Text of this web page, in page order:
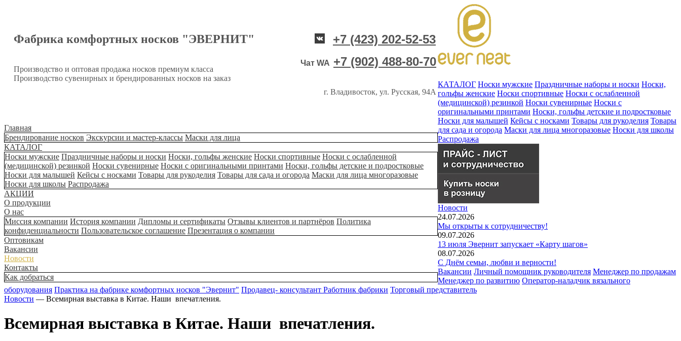
Фабрика комфортных носков "ЭВЕРНИТ"
Производство и оптовая продажа носков премиум класса
Производство сувенирных и брендированных носков на заказ
+7 (423) 202-52-53
Чат WA +7 (902) 488-80-70
г. Владивосток, ул. Русская, 94А
Главная
Брендирование носков Экскурсии и мастер-классы Маски для лица
КАТАЛОГ
Носки мужские Праздничные наборы и носки Носки, гольфы женские Носки спортивные Носки с ослабленной
(медицинской) резинкой Носки сувенирные Носки с оригинальными принтами Носки, гольфы детские и подростковые
Носки для малышей Кейсы с носками Товары для рукоделия Товары для сада и огорода Маски для лица многоразовые
Носки для школы Распродажа
АКЦИИ
О продукции
О нас
Миссия компании История компании Дипломы и сертификаты Отзывы клиентов и партнёров Политика
конфиденциальности Пользовательское соглашение Презентация о компании
Оптовикам
Вакансии
Новости
Контакты
Как добраться
КАТАЛОГ Носки мужские Праздничные наборы и носки Носки,
гольфы женские Носки спортивные Носки с ослабленной
(медицинской) резинкой Носки сувенирные Носки с
оригинальными принтами Носки, гольфы детские и подростковые
Носки для малышей Кейсы с носками Товары для рукоделия Товары
для сада и огорода Маски для лица многоразовые Носки для школы
Распродажа
Новости
24.07.2026
Мы открыты к сотрудничеству!
09.07.2026
13 июля Эвернит запускает «Карту шагов»
08.07.2026
С Днём семьи, любви и верности!
Вакансии Личный помощник руководителя Менеджер по продажам
Менеджер по развитию Оператор-наладчик вязального
оборудования Практика на фабрике комфортных носков "Эвернит" Продавец- консультант Работник фабрики Торговый представитель
Новости — Всемирная выставка в Китае. Наши впечатления.
Всемирная выставка в Китае. Наши впечатления.